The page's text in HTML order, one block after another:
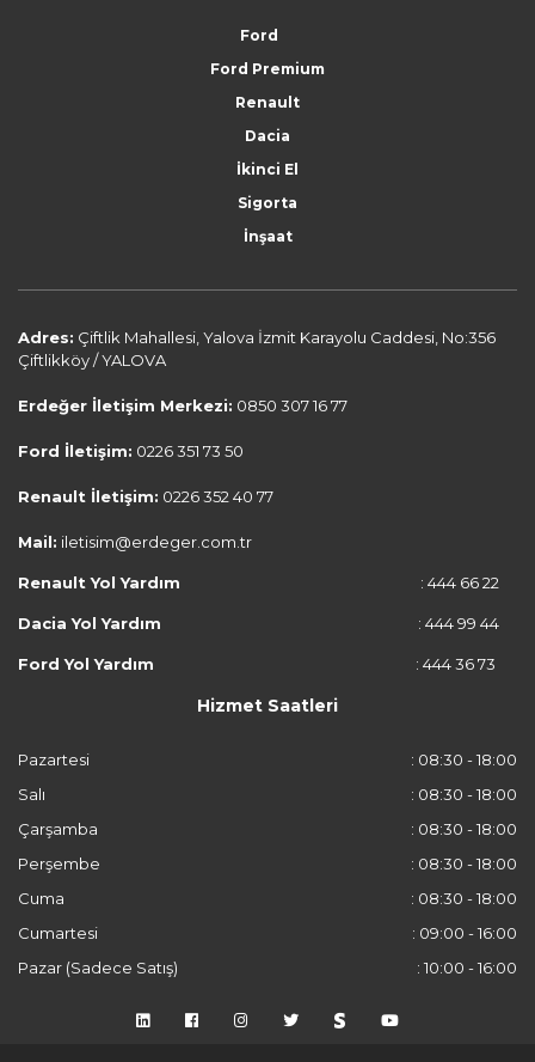
Ford
Ford Premium
Renault
Dacia
İkinci El
Sigorta
İnşaat
Adres: Çiftlik Mahallesi, Yalova İzmit Karayolu Caddesi, No:356
Çiftlikköy / YALOVA
Erdeğer İletişim Merkezi: 0850 307 16 77
Ford İletişim: 0226 351 73 50
Renault İletişim: 0226 352 40 77
Mail: iletisim@erdeger.com.tr
Renault Yol Yardım : 444 66 22
Dacia Yol Yardım : 444 99 44
Ford Yol Yardım : 444 36 73
Hizmet Saatleri
Pazartesi
: 08:30 - 18:00
Salı
: 08:30 - 18:00
Çarşamba
: 08:30 - 18:00
Perşembe
: 08:30 - 18:00
Cuma
: 08:30 - 18:00
Cumartesi
: 09:00 - 16:00
Pazar (Sadece Satış)
: 10:00 - 16:00